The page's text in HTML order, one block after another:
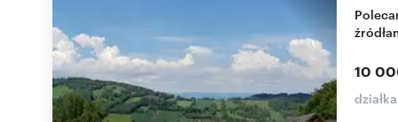
Polecam unikalną działkę 73 ha z widokami i
10